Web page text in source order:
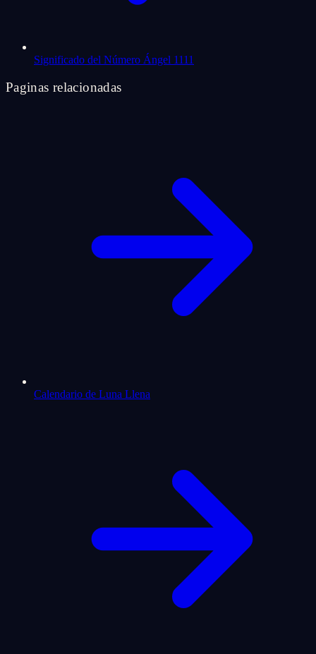
Significado del Número Ángel 1111
Paginas relacionadas
Calendario de Luna Llena